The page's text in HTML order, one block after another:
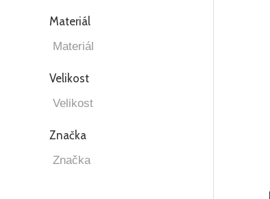
Materiál
Velikost
Značka